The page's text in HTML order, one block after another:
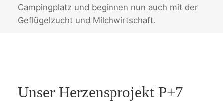
Campingplatz und beginnen nun auch mit der
Geflügelzucht und Milchwirtschaft.
Unser Herzensprojekt P+7